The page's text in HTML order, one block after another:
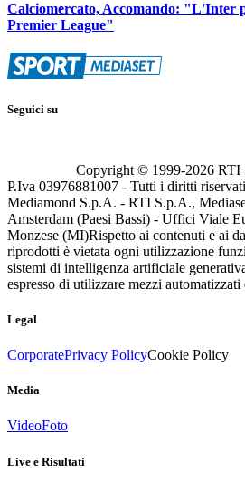
Calciomercato, Accomando: "L'Inter
Premier League"
Seguici su
Copyright © 1999-2026 RTI
P.Iva 03976881007 - Tutti i diritti
Mediamond S.p.A. - RTI S.p.A.,
Amsterdam (Paesi Bassi) - Uffici Viale
Monzese (MI)Rispetto ai contenuti e ai
riprodotti è vietata ogni utilizzazione
sistemi di intelligenza artificiale
espresso di utilizzare mezzi automatizzati
Legal
CorporatePrivacy PolicyCookie Policy
Media
VideoFoto
Live e Risultati